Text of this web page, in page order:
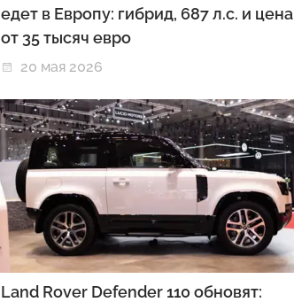
едет в Европу: гибрид, 687 л.с. и цена
от 35 тысяч евро
20 мая 2026
Land Rover Defender 110 обновят: